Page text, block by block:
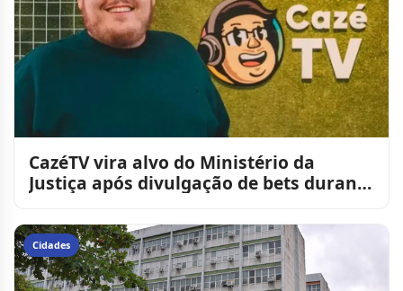
CazéTV vira alvo do Ministério da
Justiça após divulgação de bets durante
Cidades